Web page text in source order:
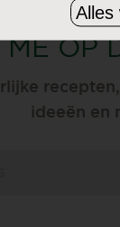
ONZE
OP
ideeën en
Alles